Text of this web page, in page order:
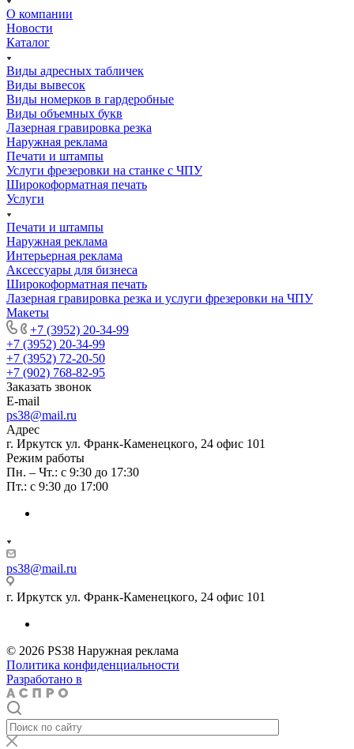
О компании
Новости
Каталог
Виды адресных табличек
Виды вывесок
Виды номерков в гардеробные
Виды объемных букв
Лазерная гравировка резка
Наружная реклама
Печати и штампы
Услуги фрезеровки на станке с ЧПУ
Широкоформатная печать
Услуги
Печати и штампы
Наружная реклама
Интерьерная реклама
Аксессуары для бизнеса
Широкоформатная печать
Лазерная гравировка резка и услуги фрезеровки на ЧПУ
Макеты
+7 (3952) 20-34-99
+7 (3952) 20-34-99
+7 (3952) 72-20-50
+7 (902) 768-82-95
Заказать звонок
E-mail
ps38@mail.ru
Адрес
г. Иркутск ул. Франк-Каменецкого, 24 офис 101
Режим работы
Пн. – Чт.: с 9:30 до 17:30
Пт.: с 9:30 до 17:00
ps38@mail.ru
г. Иркутск ул. Франк-Каменецкого, 24 офис 101
© 2026 PS38 Наружная реклама
Политика конфиденциальности
Разработано в